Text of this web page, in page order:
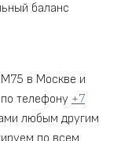
баланс
в Москве и
телефону +7
любым другим